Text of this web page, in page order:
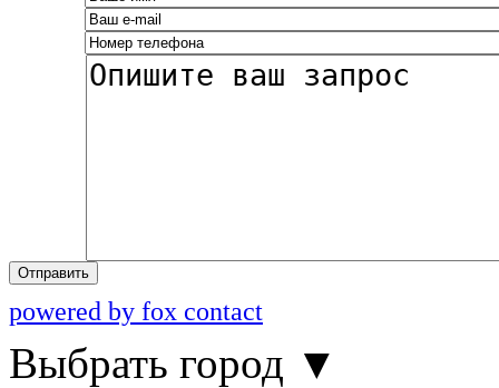
Отправить
powered by fox contact
Выбрать город ▼